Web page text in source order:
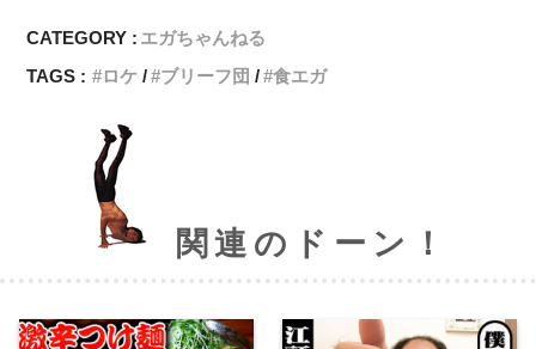
CATEGORY : エガちゃんねる
TAGS :
ロケ ブリーフ団 食エガ
関連のドーン！